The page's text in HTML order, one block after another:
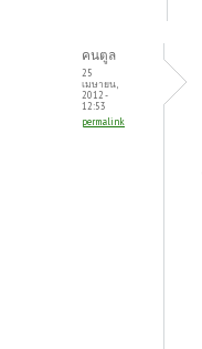
คนตูล
25
เมษายน,
2012 -
12:53
permalink